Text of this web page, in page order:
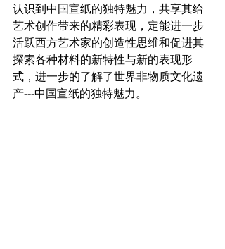
认识到中国宣纸的独特魅力，共享其给
艺术创作带来的精彩表现，定能进一步
活跃西方艺术家的创造性思维和促进其
探索各种材料的新特性与新的表现形
式，进一步的了解了世界非物质文化遗
产---中国宣纸的独特魅力。